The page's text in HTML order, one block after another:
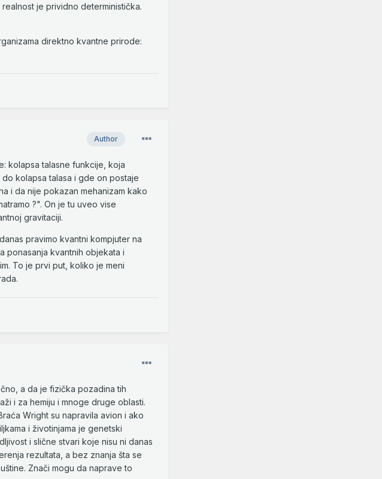
je prividno deterministička.
direktno kvantne prirode:
Author
kolapsa talasne funkcije, koja
kolapsa talasa i gde on postaje
i da nije pokazan mehanizam kako
?". On je tu uveo vise
gravitaciji.
pravimo kvantni kompjuter na
ponasanja kvantnih objekata i
To je prvi put, koliko je meni
a da je fizička pozadina tih
i za hemiju i mnoge druge oblasti.
Wright su napravila avion i ako
i životinjama je genetski
i slične stvari koje nisu ni danas
rezultata, a bez znanja šta se
Znači mogu da naprave to